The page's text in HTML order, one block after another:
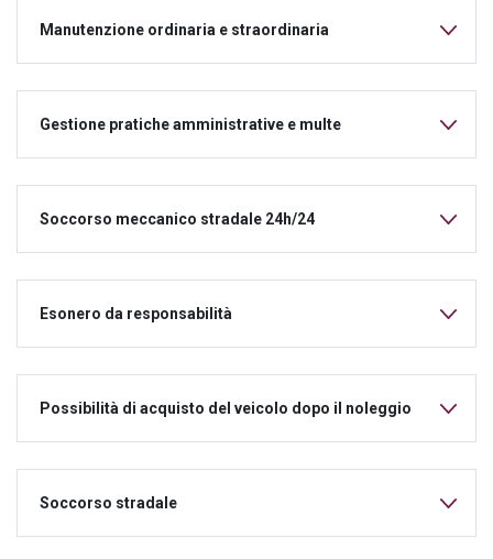
Manutenzione ordinaria e straordinaria
Gestione pratiche amministrative e multe
Soccorso meccanico stradale 24h/24
Esonero da responsabilità
Possibilità di acquisto del veicolo dopo il noleggio
Soccorso stradale